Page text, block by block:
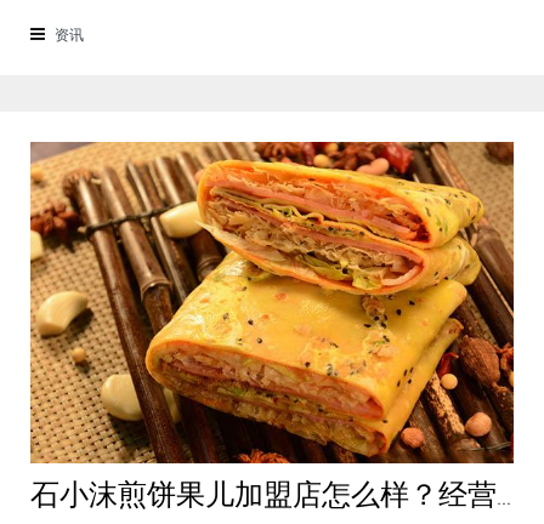
错，下面就为大家仔细分析一下这个汉堡品牌加盟费多少钱？快乐星汉堡加
资讯
石小沫煎饼果儿加盟店怎么样？经营煎饼果子店利润如何